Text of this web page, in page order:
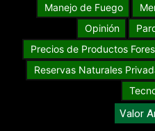
Manejo de Fuego
Opinión
Precios de Productos
Reservas Naturales
Valor